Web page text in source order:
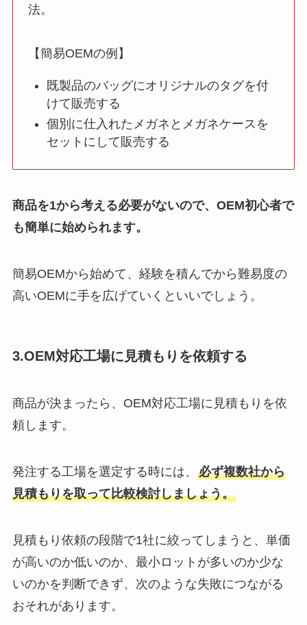
法。
【簡易OEMの例】
既製品のバッグにオリジナルのタグを付
けて販売する
個別に仕入れたメガネとメガネケースを
セットにして販売する
商品を1から考える必要がないので、OEM初心者で
も簡単に始められます。
簡易OEMから始めて、経験を積んでから難易度の
高いOEMに手を広げていくといいでしょう。
3.OEM対応工場に見積もりを依頼する
商品が決まったら、OEM対応工場に見積もりを依
頼します。
発注する工場を選定する時には、 必ず複数社から
見積もりを取って比較検討しましょう。
見積もり依頼の段階で1社に絞ってしまうと、単価
が高いのか低いのか、最小ロットが多いのか少な
いのかを判断できず、次のような失敗につながる
おそれがあります。